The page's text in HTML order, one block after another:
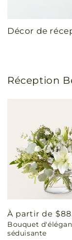
Décor de
Réception
Prix
habituel
À partir de
Bouquet
séduisante